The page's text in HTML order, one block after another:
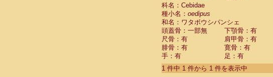
Cebidae
Cebidae
CebidaeSaguinus
Cebidae Saguinus oedipus
Cebidae Saguinus
Cebidae Saguinusspp.
Cebidae Aotus trivirgatus
Cebidae Cebus albifrons
科名：Cebidae
種小名： oedipus
和名：ワタボウシパンシェ
頭蓋骨：一部無
下顎骨：有
尺骨：有
肩甲骨：有
腓骨：有
寛骨：有
手：有
足：有
1 件中 1 件から 1 件を表示中